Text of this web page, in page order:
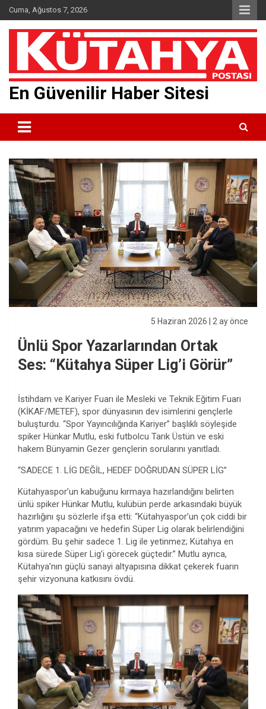
Skip
to
content
Cuma, Ağustos 7, 2026
En Güvenilir Haber Sitesi
5 Haziran 2026 | 2 ay önce
Ünlü Spor Yazarlarından Ortak
Ses: “Kütahya Süper Lig’i Görür”
İstihdam ve Kariyer Fuarı ile Mesleki ve Teknik Eğitim Fuarı
(KİKAF/METEF), spor dünyasının dev isimlerini gençlerle
buluşturdu. “Spor Yayıncılığında Kariyer” başlıklı söyleşide
spiker Hünkar Mutlu, eski futbolcu Tarık Üstün ve eski
hakem Bünyamin Gezer gençlerin sorularını yanıtladı.
“SADECE 1. LİG DEĞİL, HEDEF DOĞRUDAN SÜPER LİG”
Kütahyaspor’un kabuğunu kırmaya hazırlandığını belirten
ünlü spiker Hünkar Mutlu, kulübün perde arkasındaki büyük
hazırlığını şu sözlerle ifşa etti: “Kütahyaspor’un çok ciddi bir
yatırım yapacağını ve hedefin Süper Lig olarak belirlendiğini
gördüm. Bu şehir sadece 1. Lig ile yetinmez; Kütahya en
kısa sürede Süper Lig’i görecek güçtedir.” Mutlu ayrıca,
Kütahya’nın güçlü sanayi altyapısına dikkat çekerek fuarın
şehir vizyonuna katkısını övdü.